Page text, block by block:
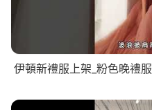
伊頓新禮服上架_粉色晚禮服